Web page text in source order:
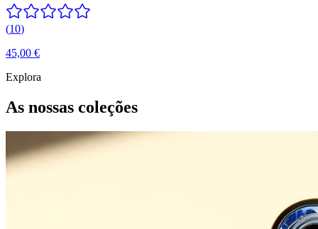
(10)
45,00 €
Explora
As nossas coleções